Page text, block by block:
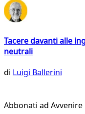
Tacere davanti alle
neutrali
di Luigi Ballerini
Abbonati ad Avvenire